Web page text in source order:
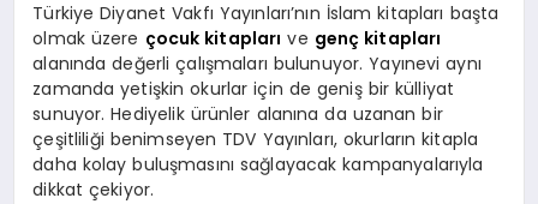
Türkiye Diyanet Vakfı Yayınları’nın İslam kitapları başta
olmak üzere çocuk kitapları ve genç kitapları
alanında değerli çalışmaları bulunuyor. Yayınevi aynı
zamanda yetişkin okurlar için de geniş bir külliyat
sunuyor. Hediyelik ürünler alanına da uzanan bir
çeşitliliği benimseyen TDV Yayınları, okurların kitapla
daha kolay buluşmasını sağlayacak kampanyalarıyla
dikkat çekiyor.